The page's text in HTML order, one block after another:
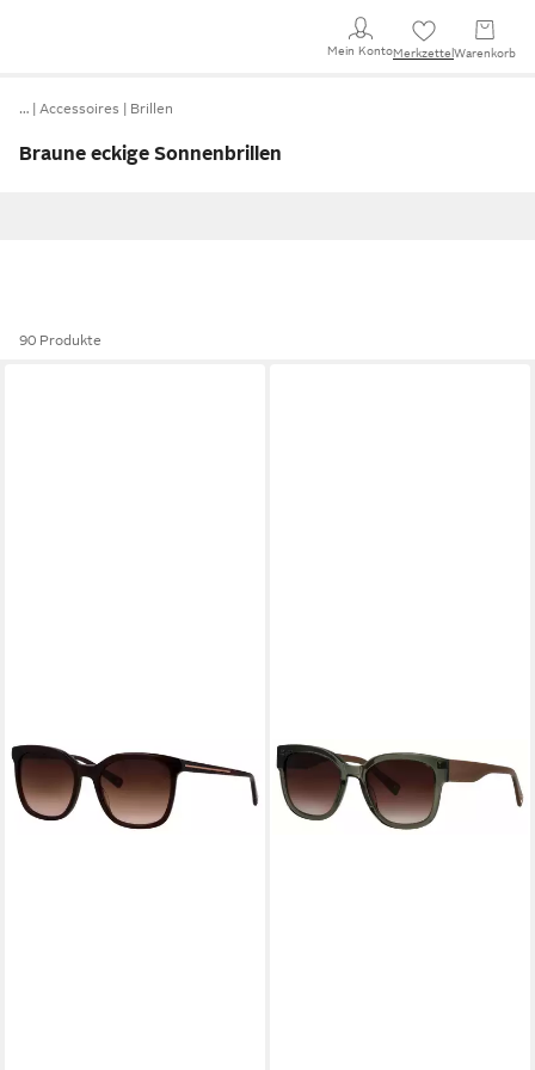
Mein KontoMerkzettel Warenkorb
… Accessoires Brillen
Braune eckige Sonnenbrillen
90 Produkte